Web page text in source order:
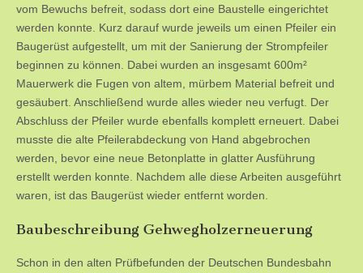
vom Bewuchs befreit, sodass dort eine Baustelle eingerichtet
werden konnte. Kurz darauf wurde jeweils um einen Pfeiler ein
Baugerüst aufgestellt, um mit der Sanierung der Strompfeiler
beginnen zu können. Dabei wurden an insgesamt 600m²
Mauerwerk die Fugen von altem, mürbem Material befreit und
gesäubert. Anschließend wurde alles wieder neu verfugt. Der
Abschluss der Pfeiler wurde ebenfalls komplett erneuert. Dabei
musste die alte Pfeilerabdeckung von Hand abgebrochen
werden, bevor eine neue Betonplatte in glatter Ausführung
erstellt werden konnte. Nachdem alle diese Arbeiten ausgeführt
waren, ist das Baugerüst wieder entfernt worden.
Baubeschreibung Gehwegholzerneuerung
Schon in den alten Prüfbefunden der Deutschen Bundesbahn